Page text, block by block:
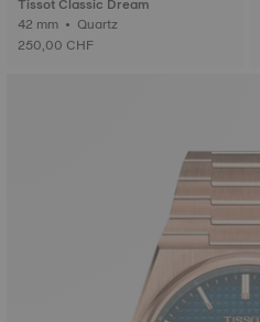
Tissot Classic Dream
42 mm • Quartz
250,00 CHF